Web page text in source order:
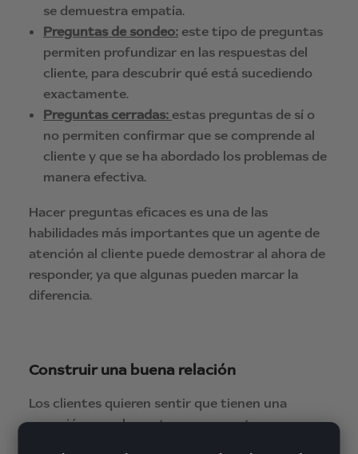
se demuestra empatía.
Preguntas de sondeo: este tipo de preguntas
permiten profundizar en las respuestas del
cliente, para descubrir qué está sucediendo
exactamente.
Preguntas cerradas: estas preguntas de sí o
no permiten confirmar que se comprende al
cliente y que se ha abordado los problemas de
manera efectiva.
Hacer preguntas eficaces es una de las
habilidades más importantes que un agente de
atención al cliente puede demostrar al ahora de
responder, ya que algunas pueden marcar la
diferencia.
Construir una buena relación
Los clientes quieren sentir que tienen una
conexión con el agente, por eso es tan